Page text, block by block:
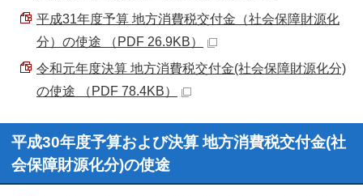
平成31年度予算 地方消費税交付金（社会保障財源化
分）の使途 （PDF 26.9KB）
令和元年度決算 地方消費税交付金(社会保障財源化分)
の使途 （PDF 78.4KB）
平成30年度予算および決算 地方消費税交付金(社
会保障財源化分)の使途